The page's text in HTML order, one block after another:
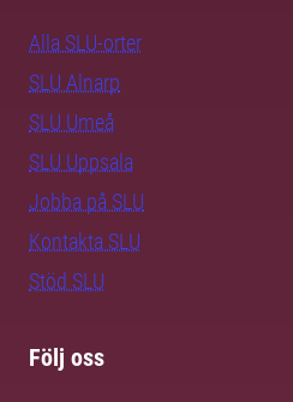
Alla SLU-orter
SLU Alnarp
SLU Umeå
SLU Uppsala
Jobba på SLU
Kontakta SLU
Stöd SLU
Följ oss